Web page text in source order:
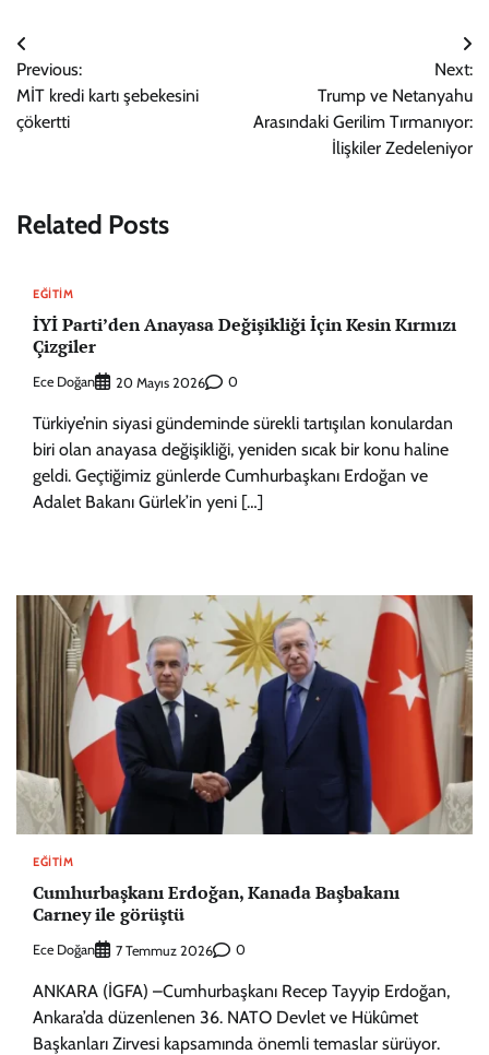
Yazı
gezinmesi
Previous:
MİT kredi kartı şebekesini
çökertti
Next:
Trump ve Netanyahu
Arasındaki Gerilim Tırmanıyor:
İlişkiler Zedeleniyor
Related Posts
EĞITIM
İYİ Parti’den Anayasa Değişikliği İçin Kesin Kırmızı
Çizgiler
Ece Doğan 20 Mayıs 2026 0
Türkiye’nin siyasi gündeminde sürekli tartışılan konulardan
biri olan anayasa değişikliği, yeniden sıcak bir konu haline
geldi. Geçtiğimiz günlerde Cumhurbaşkanı Erdoğan ve
Adalet Bakanı Gürlek’in yeni […]
EĞITIM
Cumhurbaşkanı Erdoğan, Kanada Başbakanı
Carney ile görüştü
Ece Doğan 7 Temmuz 2026 0
ANKARA (İGFA) –Cumhurbaşkanı Recep Tayyip Erdoğan,
Ankara’da düzenlenen 36. NATO Devlet ve Hükûmet
Başkanları Zirvesi kapsamında önemli temaslar sürüyor.